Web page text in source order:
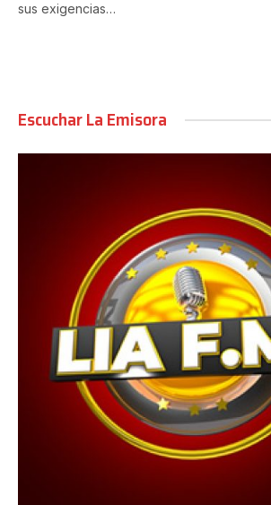
sus exigencias…
Escuchar La Emisora